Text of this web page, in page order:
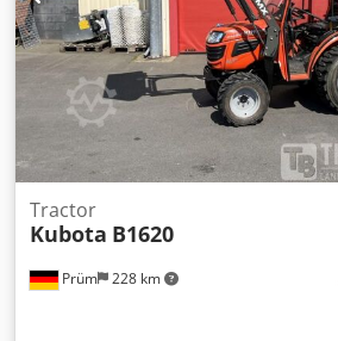
Prüm 228 km
Tractor
Kubota B1620